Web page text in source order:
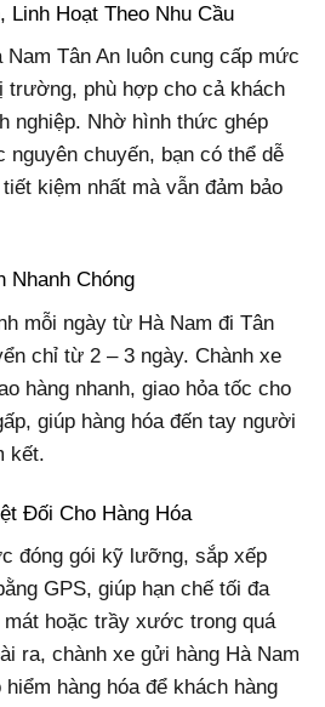
Linh Hoạt Theo Nhu Cầu
Tân An luôn cung cấp mức
trường, phù hợp cho cả khách
nghiệp. Nhờ hình thức ghép
nguyên chuyến, bạn có thể dễ
kiệm nhất mà vẫn đảm bảo
Nhanh Chóng
mỗi ngày từ Hà Nam đi Tân
chỉ từ 2 – 3 ngày. Chành xe
hàng nhanh, giao hỏa tốc cho
giúp hàng hóa đến tay người
kết.
Đối Cho Hàng Hóa
đóng gói kỹ lưỡng, sắp xếp
GPS, giúp hạn chế tối đa
hoặc trầy xước trong quá
ra, chành xe gửi hàng Hà Nam
hàng hóa để khách hàng